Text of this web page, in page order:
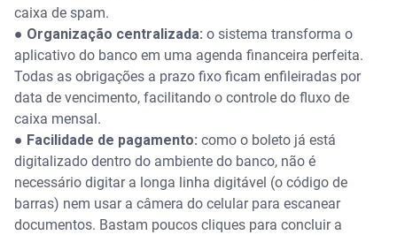
caixa de spam.
● Organização centralizada: o sistema transforma o
aplicativo do banco em uma agenda financeira perfeita.
Todas as obrigações a prazo fixo ficam enfileiradas por
data de vencimento, facilitando o controle do fluxo de
caixa mensal.
● Facilidade de pagamento: como o boleto já está
digitalizado dentro do ambiente do banco, não é
necessário digitar a longa linha digitável (o código de
barras) nem usar a câmera do celular para escanear
documentos. Bastam poucos cliques para concluir a